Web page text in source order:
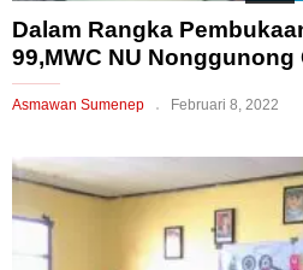
Dalam Rangka
99,MWC NU Nonggunong
Asmawan Sumenep Februari 8, 2022